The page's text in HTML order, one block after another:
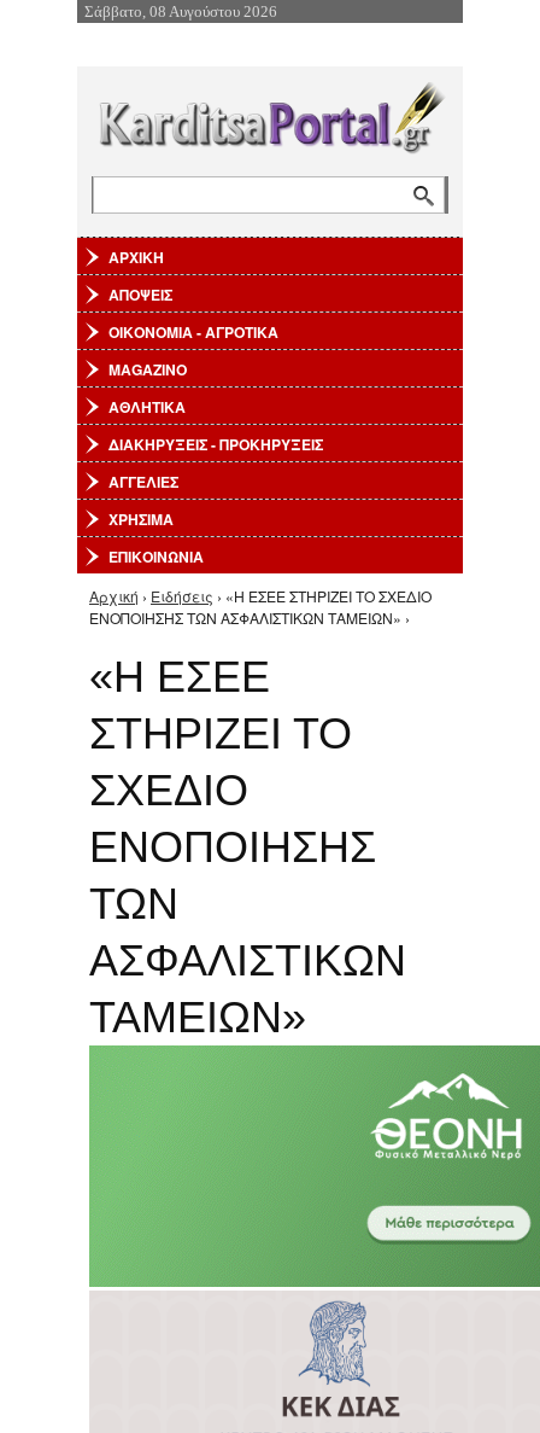
Επιστροφή στην Πλοήγηση
Σάββατο, 08 Αυγούστου 2026
ΑΡΧΙΚΗ
ΑΠΟΨΕΙΣ
ΟΙΚΟΝΟΜΙΑ - ΑΓΡΟΤΙΚΑ
MAGAZINO
ΑΘΛΗΤΙΚΑ
ΔΙΑΚΗΡΥΞΕΙΣ - ΠΡΟΚΗΡΥΞΕΙΣ
ΑΓΓΕΛΙΕΣ
ΧΡΗΣΙΜΑ
ΕΠΙΚΟΙΝΩΝΙΑ
Είστε εδώ
Αρχική › Ειδήσεις › «Η ΕΣΕΕ ΣΤΗΡΙΖΕΙ ΤΟ ΣΧΕΔΙΟ
ΕΝΟΠΟΙΗΣΗΣ ΤΩΝ ΑΣΦΑΛΙΣΤΙΚΩΝ ΤΑΜΕΙΩΝ» ›
«Η ΕΣΕΕ
ΣΤΗΡΙΖΕΙ ΤΟ
ΣΧΕΔΙΟ
ΕΝΟΠΟΙΗΣΗΣ
ΤΩΝ
ΑΣΦΑΛΙΣΤΙΚΩΝ
ΤΑΜΕΙΩΝ»